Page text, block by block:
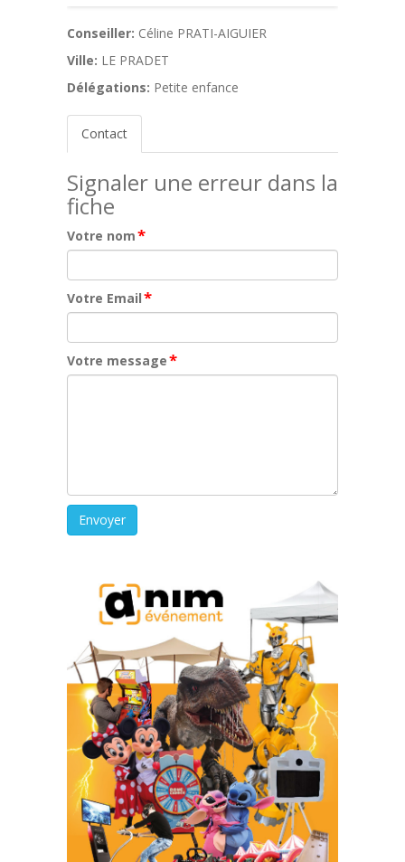
Conseiller: Céline PRATI-AIGUIER
Ville: LE PRADET
Délégations: Petite enfance
Contact
Signaler une erreur dans la
fiche
Votre nom*
Votre Email*
Votre message*